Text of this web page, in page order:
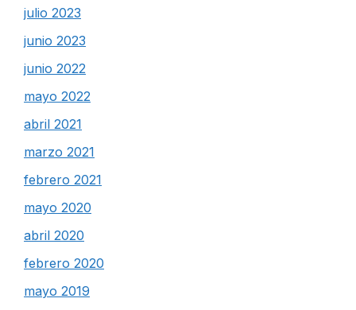
julio 2023
junio 2023
junio 2022
mayo 2022
abril 2021
marzo 2021
febrero 2021
mayo 2020
abril 2020
febrero 2020
mayo 2019